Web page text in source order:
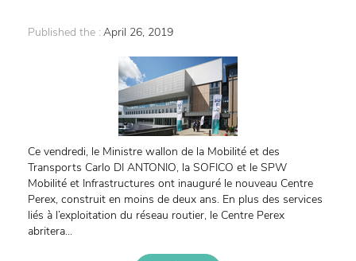
Published the : April 26, 2019
Ce vendredi, le Ministre wallon de la Mobilité et des
Transports Carlo DI ANTONIO, la SOFICO et le SPW
Mobilité et Infrastructures ont inauguré le nouveau Centre
Perex, construit en moins de deux ans. En plus des services
liés à l’exploitation du réseau routier, le Centre Perex
abritera...